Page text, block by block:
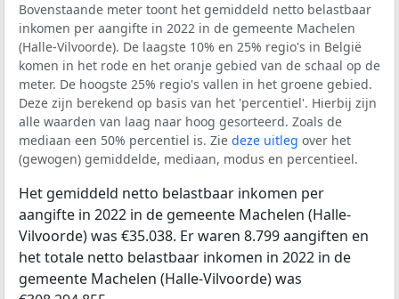
Bovenstaande meter toont het gemiddeld netto belastbaar
inkomen per aangifte in 2022 in de gemeente Machelen
(Halle-Vilvoorde). De laagste 10% en 25% regio's in België
komen in het rode en het oranje gebied van de schaal op de
meter. De hoogste 25% regio's vallen in het groene gebied.
Deze zijn berekend op basis van het 'percentiel'. Hierbij zijn
alle waarden van laag naar hoog gesorteerd. Zoals de
mediaan een 50% percentiel is. Zie deze uitleg over het
(gewogen) gemiddelde, mediaan, modus en percentieel.
Het gemiddeld netto belastbaar inkomen per
aangifte in 2022 in de gemeente Machelen (Halle-
Vilvoorde) was €35.038. Er waren 8.799 aangiften en
het totale netto belastbaar inkomen in 2022 in de
gemeente Machelen (Halle-Vilvoorde) was